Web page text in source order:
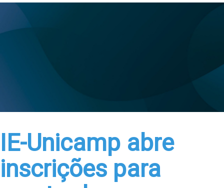
IE-Unicamp abre
inscrições para